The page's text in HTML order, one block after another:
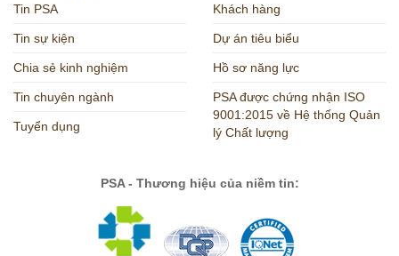
Tin PSA
Tin sự kiện
Chia sẻ kinh nghiệm
Tin chuyên ngành
Tuyển dụng
Khách hàng
Dự án tiêu biểu
Hồ sơ năng lực
PSA được chứng nhận ISO
9001:2015 về Hệ thống Quản
lý Chất lượng
PSA - Thương hiệu của niềm tin: